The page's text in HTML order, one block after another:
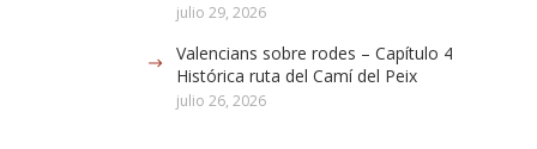
julio 29, 2026
Valencians sobre rodes – Capítulo 4:
Histórica ruta del Camí del Peix
julio 26, 2026